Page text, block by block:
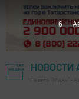
НОВОСТИ
5